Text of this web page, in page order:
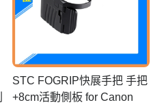
STC FOGRIP快展手把 手把
+8cm活動側板 for Canon